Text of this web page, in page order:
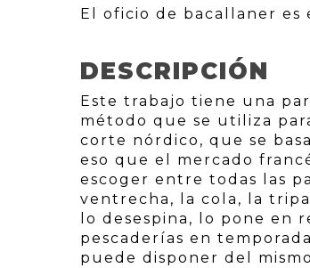
El oficio de bacallaner
DESCRIPCIÓN
Este trabajo tiene una
método que se utiliza
corte nórdico, que se
eso que el mercado
escoger entre todas las
ventrecha, la cola, la
lo desespina, lo pone en
pescaderías en
puede disponer del